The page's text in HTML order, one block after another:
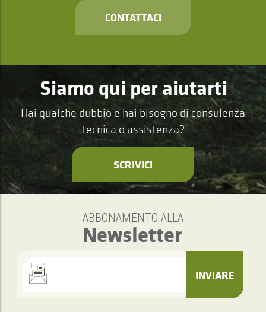
CONTATTACI
Siamo qui per aiutarti
Hai qualche dubbio e hai bisogno di consulenza
tecnica o assistenza?
SCRIVICI
ABBONAMENTO ALLA
Newsletter
INVIARE